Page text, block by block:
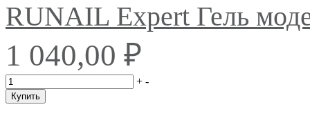
RUNAIL Expert Гель
1 040,00 ₽
+ -
Купить